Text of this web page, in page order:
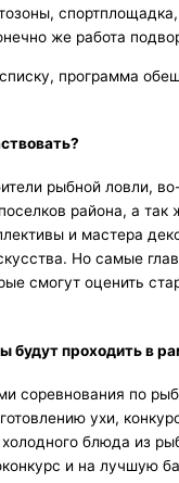
спортплощадка,
же работа
программа
рыбной ловли,
района, а
и мастера
Но самые
смогут оценить
будут проходить в
соревнования по
ухи,
холодного блюда из
и на лучшую